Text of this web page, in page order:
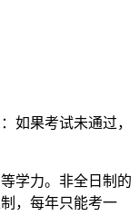
如果考试未通过，
学力。非全日制的
，每年只能考一